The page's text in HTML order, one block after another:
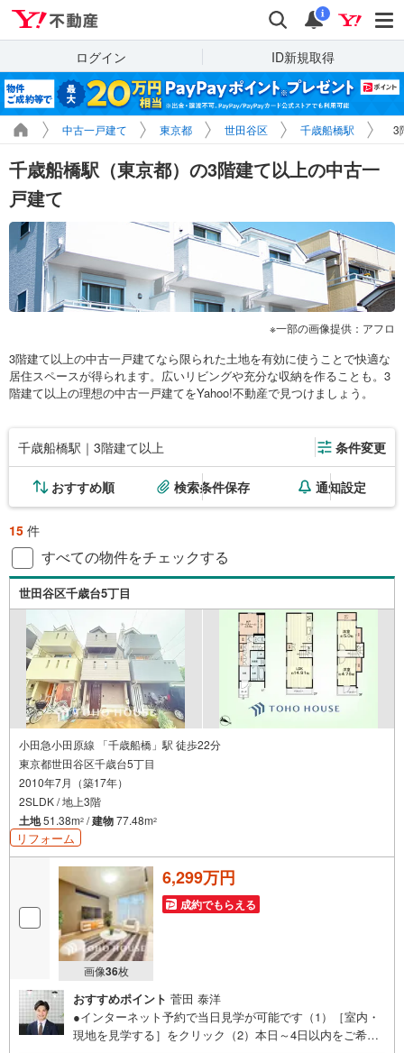
検索 通知
i
ログイン ID新規取得
中古一戸建て 東京都 世田谷区 千歳船橋駅 3
千歳船橋駅（東京都）の3階建て以上の中古一
戸建て
一部の画像提供：アフロ
3階建て以上の中古一戸建てなら限られた土地を有効に使うことで快適な
居住スペースが得られます。広いリビングや充分な収納を作ることも。3
階建て以上の理想の中古一戸建てをYahoo!不動産で見つけましょう。
千歳船橋駅｜3階建て以上 条件変更
おすすめ順 検索条件保存 通知設定
15 件
すべての物件をチェックする
世田谷区千歳台5丁目
小田急小田原線 「千歳船橋」駅 徒歩22分
東京都世田谷区千歳台5丁目
2010年7月（築17年）
2SLDK / 地上3階
土地51.38m2 /建物77.48m2
リフォーム
画像36枚
6,299万円
成約でもらえる
おすすめポイント 菅田 泰洋
●インターネット予約で当日見学が可能です（1）［室内・
現地を見学する］をクリック（2）本日～4日以内をご希望